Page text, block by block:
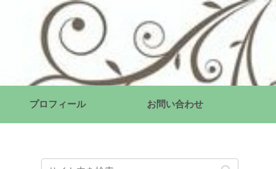
プロフィール お問い合わせ